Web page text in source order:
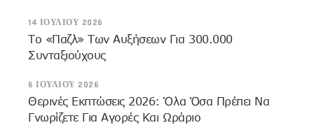
14 ΙΟΥΛΊΟΥ 2026
Το «παζλ» Των Αυξήσεων Για 300.000
Συνταξιούχους
6 ΙΟΥΛΊΟΥ 2026
Θερινές Εκπτώσεις 2026: Όλα Όσα Πρέπει Να
Γνωρίζετε Για Αγορές Και Ωράριο